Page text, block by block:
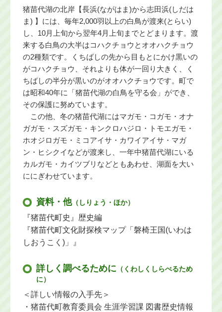
猪苗代湖の北岸【長浜(ながはま)から志田浜(しだは
ま) 】には、毎年2,000羽以上の白鳥が渡来(とらい)
し、10月上旬から翌年4月上旬までとどまります。渡
来する白鳥の大半はコハクチョウとオオハクチョウ
の2種類です。くちばしの先から目もとにかけ黒いの
がコハクチョウ、それよりも体が一回り大きく、く
ちばしの半分が黒いのがオオハクチョウです。町で
は昭和40年に「猪苗代湖の白鳥を守る会」ができ、
その保護に努めています。
この他、冬の猪苗代湖にはマガモ・コガモ・オナ
ガガモ・スズガモ・キンクロハジロ・トモエガモ・
ホオジロガモ・ミコアイサ・カワイアイサ・マガ
ン・ヒシクイなどが渡来し、一年中猪苗代湖にいる
カルガモ・カイツブリなどともあわせ、湖面を大い
ににぎわせています。
資料・他（しりょう・ほか）
『猪苗代町史』歴史編
『猪苗代町文化財探検マップ「磐椅王国(いわは
しおうこく)」』
詳しく調べるために （くわしくしらべるため
に）
＜詳しい情報の入手先＞
・猪苗代町教育委員会 生涯学習課 図書歴史情報